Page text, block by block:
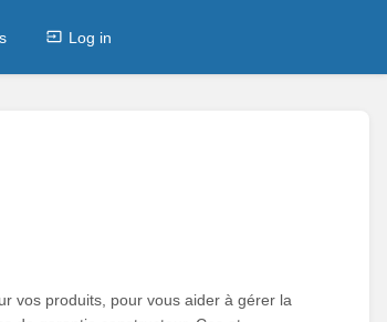
Log in
vos produits, pour vous aider à gérer la